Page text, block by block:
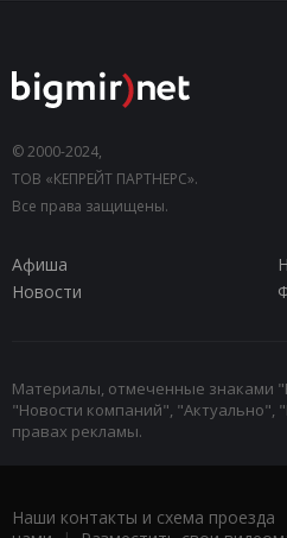
© 2000-2024,
ТОВ «КЕПРЕЙТ ПАРТНЕРС».
Все права защищены.
Афиша
Новости
Материалы, отмеченные знаками
"Новости компаний", "Актуально",
правах рекламы.
Наши контакты и схема проезда